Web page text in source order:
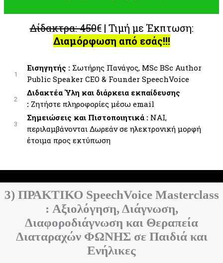
Δίδακτρα: 450€ | Τιμή με Έκπτωση:
Διαμόρφωση από εσάς!!!
1
Εισηγητής : Σωτήρης Πανάγος, MSc BSc Author
Public Speaker CEO & Founder SpeechVoice
2
Διδακτέα Ύλη και διάρκεια εκπαίδευσης
: Ζητήστε πληροφορίες μέσω email
3
Σημειώσεις και Πιστοποιητικά : ΝΑΙ,
περιλαμβάνονται Δωρεάν σε ηλεκτρονική μορφή
έτοιμα προς εκτύπωση
3) ΠΡΑΚΤΙΚΟ SpeechVoice Masterclass
: Αξιολόγηση, Διάγνωση,
Διαφοροδιάγνωση και Θεραπεία
Διαταραχών ΦΩΝΗΣ σε Παιδιά και
Ενήλικες